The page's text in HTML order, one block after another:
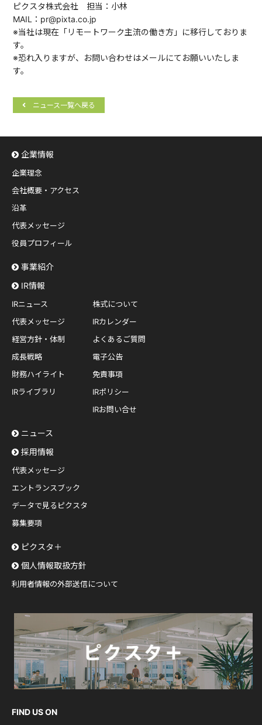
ピクスタ株式会社 担当：小林
MAIL：pr@pixta.co.jp
※当社は現在「リモートワーク主流の働き方」に移行しておりま
す。
※恐れ入りますが、お問い合わせはメールにてお願いいたしま
す。
ニュース一覧へ戻る
企業情報
企業理念
会社概要・アクセス
沿革
代表メッセージ
役員プロフィール
事業紹介
IR情報
IRニュース
代表メッセージ
経営方針・体制
成長戦略
財務ハイライト
IRライブラリ
株式について
IRカレンダー
よくあるご質問
電子公告
免責事項
IRポリシー
IRお問い合せ
ニュース
採用情報
代表メッセージ
エントランスブック
データで見るピクスタ
募集要項
ピクスタ＋
個人情報取扱方針
利用者情報の外部送信について
FIND US ON